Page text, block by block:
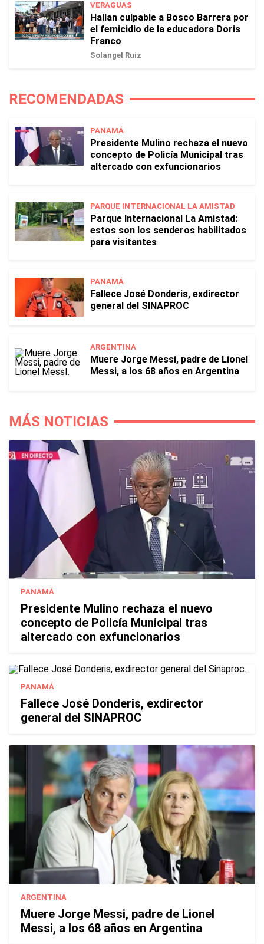
VERAGUAS
Hallan culpable a Bosco Barrera por
el femicidio de la educadora Doris
Franco
Solangel Ruiz
RECOMENDADAS
PANAMÁ
Presidente Mulino rechaza el nuevo
concepto de Policía Municipal tras
altercado con exfuncionarios
PARQUE INTERNACIONAL LA AMISTAD
Parque Internacional La Amistad:
estos son los senderos habilitados
para visitantes
PANAMÁ
Fallece José Donderis, exdirector
general del SINAPROC
ARGENTINA
Muere Jorge Messi, padre de Lionel
Messi, a los 68 años en Argentina
MÁS NOTICIAS
PANAMÁ
Presidente Mulino rechaza el nuevo
concepto de Policía Municipal tras
altercado con exfuncionarios
PANAMÁ
Fallece José Donderis, exdirector
general del SINAPROC
ARGENTINA
Muere Jorge Messi, padre de Lionel
Messi, a los 68 años en Argentina